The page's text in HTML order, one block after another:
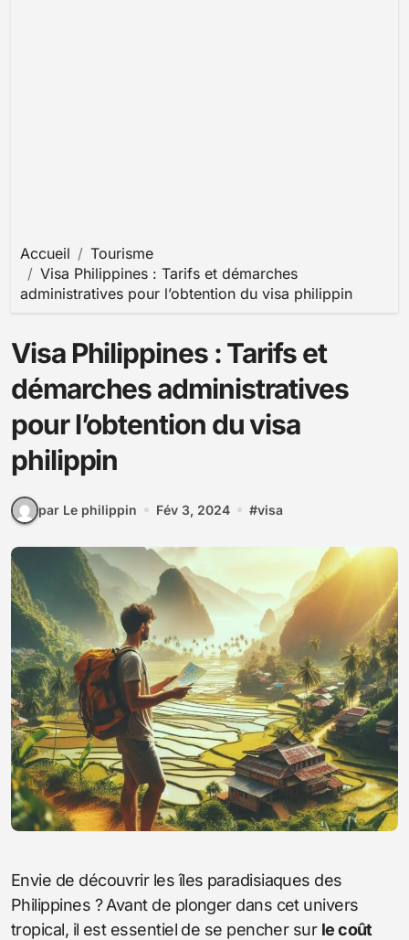
Accueil
Tourisme
Visa Philippines : Tarifs et démarches
administratives pour l’obtention du visa philippin
Visa Philippines : Tarifs et
démarches administratives
pour l’obtention du visa
philippin
par Le philippin Fév 3, 2024 #visa
Envie de découvrir les îles paradisiaques des
Philippines ? Avant de plonger dans cet univers
tropical, il est essentiel de se pencher sur le coût